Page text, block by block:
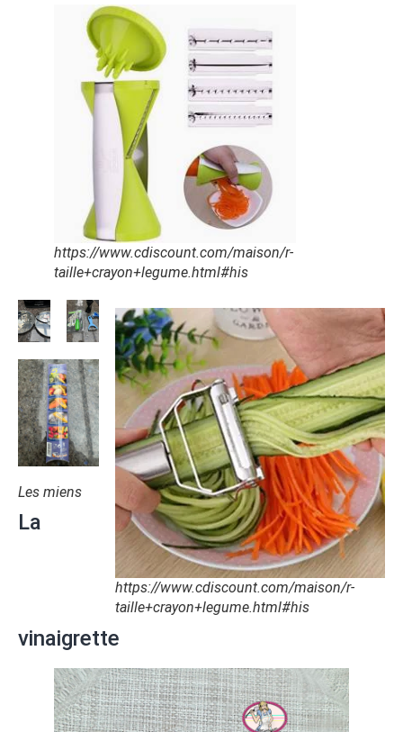
https://www.cdiscount.com/maison/r-
taille+crayon+legume.html#his
https://www.cdiscount.com/maison/r-
taille+crayon+legume.html#his
Les miens
La
vinaigrette